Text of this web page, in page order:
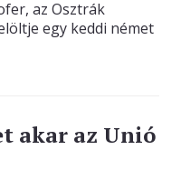
az Osztrák
egy keddi német
akar az Unió